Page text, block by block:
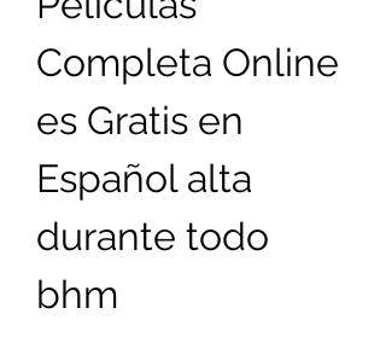
Completa Online
es Gratis en
Español alta
durante todo
bhm